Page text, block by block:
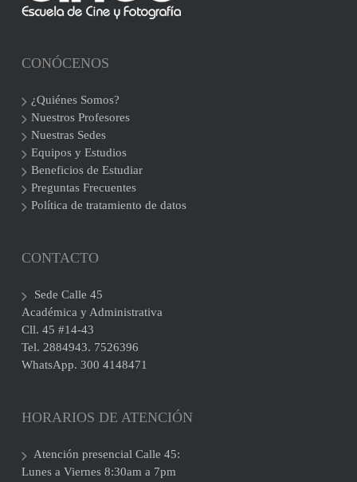
CONÓCENOS
¿Quiénes Somos?
Nuestros Profesores
Nuestras Sedes
Equipos y Estudios
Beneficios de Estudiar
Preguntas Frecuentes
Política de tratamiento de datos
CONTACTO
Sede Calle 45
Académica y Administrativa
Cll. 45 #14-43
Tel. 2884943. 7526396
WhatsApp. 300 4148471
HORARIOS DE ATENCIÓN
Atención presencial Calle 45:
Lunes a Viernes 8:30am a 7pm